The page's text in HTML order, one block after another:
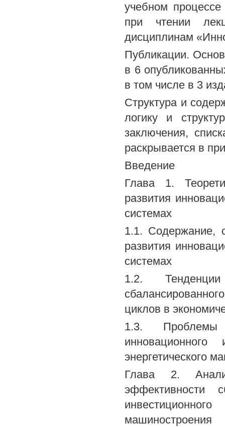
учебном
при чтении
дисциплинам
Публикации.
в 6
в том числе в 3
Структура и
логику и
заключения,
раскрывается в
Введение
Глава 1.
развития
системах
1.1. Содержание,
развития
системах
1.2.
циклов в
1.3. Проблемы
энергетического
Глава 2.
эффективности
машиностроения